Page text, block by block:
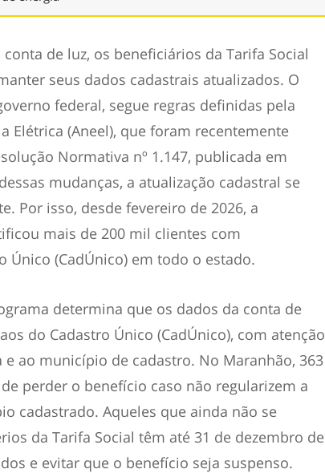
de luz, os beneficiários da Tarifa Social
seus dados cadastrais atualizados. O
federal, segue regras definidas pela
Elétrica (Aneel), que foram recentemente
Normativa nº 1.147, publicada em
mudanças, a atualização cadastral se
Por isso, desde fevereiro de 2026, a
mais de 200 mil clientes com
Único (CadÚnico) em todo o estado.
determina que os dados da conta de
do Cadastro Único (CadÚnico), com atenção
ao município de cadastro. No Maranhão, 363
perder o benefício caso não regularizem a
cadastrado. Aqueles que ainda não se
da Tarifa Social têm até 31 de dezembro de
e evitar que o benefício seja suspenso.